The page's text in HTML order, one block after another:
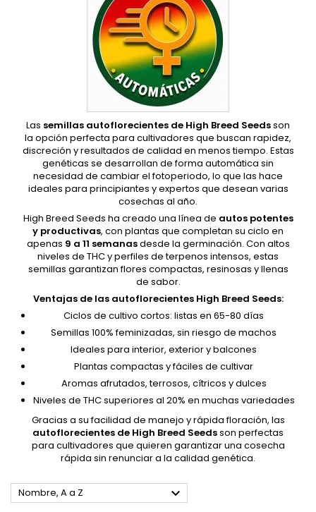
Las semillas autoflorecientes de High Breed Seedsson
la opción perfecta para cultivadores que buscan rapidez,
discreción y resultados de calidad en menos tiempo. Estas
genéticas se desarrollan de forma automática sin
necesidad de cambiar el fotoperiodo, lo que las hace
ideales para principiantes y expertos que desean varias
cosechas al año.
High Breed Seeds ha creado una línea de autos potentes
y productivas, con plantas que completan su ciclo en
apenas 9 a 11 semanasdesde la germinación. Con altos
niveles de THC y perfiles de terpenos intensos, estas
semillas garantizan flores compactas, resinosas y llenas
de sabor.
Ventajas de las autoflorecientes High Breed Seeds:
Ciclos de cultivo cortos: listas en 65-80 días
Semillas 100% feminizadas, sin riesgo de machos
Ideales para interior, exterior y balcones
Plantas compactas y fáciles de cultivar
Aromas afrutados, terrosos, cítricos y dulces
Niveles de THC superiores al 20% en muchas variedades
Gracias a su facilidad de manejo y rápida floración, las
autoflorecientes de High Breed Seedsson perfectas
para cultivadores que quieren garantizar una cosecha
rápida sin renunciar a la calidad genética.
Nombre, A a Z 